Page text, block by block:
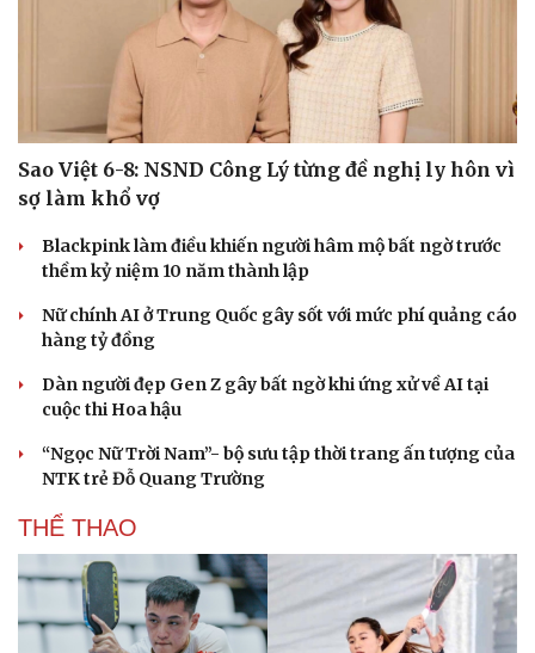
Du lịch
Tư vấn
Săn Tour
Podcast
Câu chuyện thời sự
Kể chuyện cho bé
Hạt giống tâm hồn
Sao Việt 6-8: NSND Công Lý từng đề nghị ly hôn vì
sợ làm khổ vợ
Blackpink làm điều khiến người hâm mộ bất ngờ trước
thềm kỷ niệm 10 năm thành lập
Nữ chính AI ở Trung Quốc gây sốt với mức phí quảng cáo
hàng tỷ đồng
Dàn người đẹp Gen Z gây bất ngờ khi ứng xử về AI tại
cuộc thi Hoa hậu
“Ngọc Nữ Trời Nam”- bộ sưu tập thời trang ấn tượng của
NTK trẻ Đỗ Quang Trường
THỂ THAO